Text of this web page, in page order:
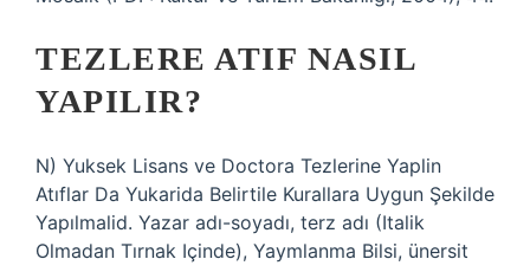
TEZLERE ATIF NASIL
YAPILIR?
N) Yuksek Lisans ve Doctora Tezlerine Yaplin
Atıflar Da Yukarida Belirtile Kurallara Uygun Şekilde
Yapılmalid. Yazar adı-soyadı, terz adı (Italik
Olmadan Tırnak Içinde), Yaymlanma Bilsi, ünersit